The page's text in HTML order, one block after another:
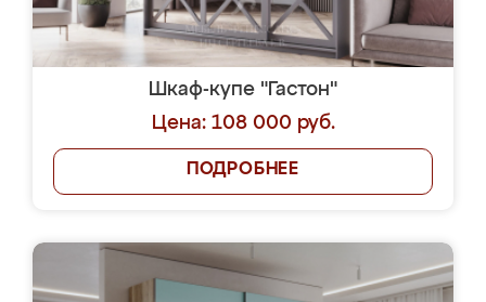
Шкаф-купе "Гастон"
Цена: 108 000 руб.
ПОДРОБНЕЕ